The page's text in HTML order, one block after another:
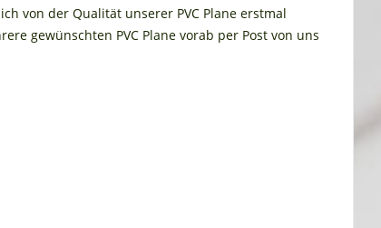
von der Qualität unserer PVC Plane erstmal
gewünschten PVC Plane vorab per Post von uns